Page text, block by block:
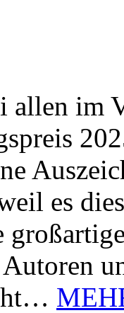
allen im
es